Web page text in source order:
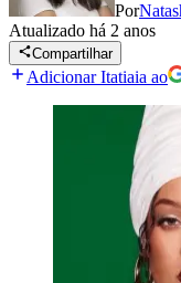
Por
Atualizado há 2 anos
Compartilhar
Adicionar Itatiaia ao